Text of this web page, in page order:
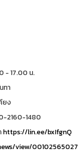
- 17.00 น.
ทา
ยง
2160-1480
https://lin.ee/bxIfgnQ
view/00102565027